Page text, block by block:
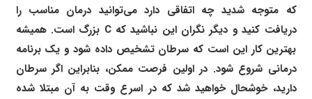
که متوجه شدید چه اتفاقی دارد می‌توانید درمان مناسب را
دریافت کنید و دیگر نگران این نباشید که C بزرگ است. همیشه
بهترین کار این است که سرطان تشخیص داده شود و یک برنامه
درمانی شروع شود. در اولین فرصت ممکن، بنابراین اگر سرطان
دارید، خوشحال خواهید شد که در اسرع وقت به آن مبتلا شده